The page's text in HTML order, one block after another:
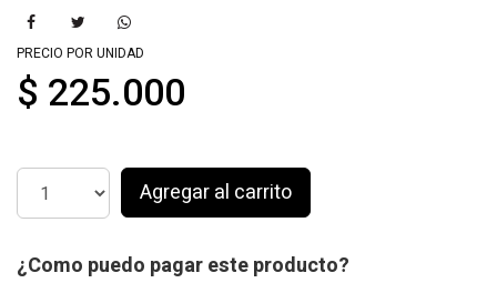
PRECIO POR UNIDAD
$ 225.000
Agregar al carrito
¿Como puedo pagar este producto?